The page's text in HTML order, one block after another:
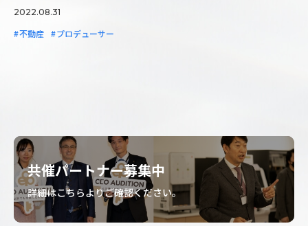
2022.08.31
不動産 プロデューサー
共催パートナー募集中
詳細はこちらよりご確認ください。